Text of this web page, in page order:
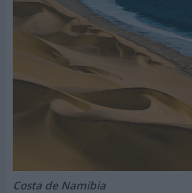
Costa de Namibia